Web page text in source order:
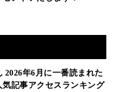
2026年6月に一番読まれた
気記事アクセスランキング